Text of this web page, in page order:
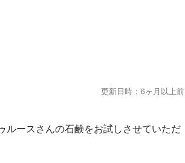
更新日時：6ヶ月以上前
ルースさんの石鹸をお試しさせていただ